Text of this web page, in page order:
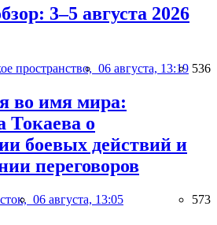
3–5 августа 2026
пространство, 06 августа, 13:19 536
во имя мира:
Токаева о
боевых действий и
переговоров
06 августа, 13:05 573